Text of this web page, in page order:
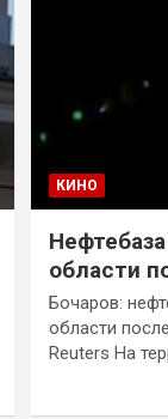
КИНО
области
Бочаров:
области
Reuters На